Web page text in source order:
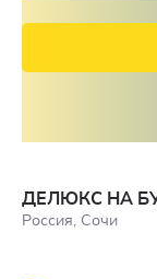
ДЕЛЮКС НА
Россия, Сочи